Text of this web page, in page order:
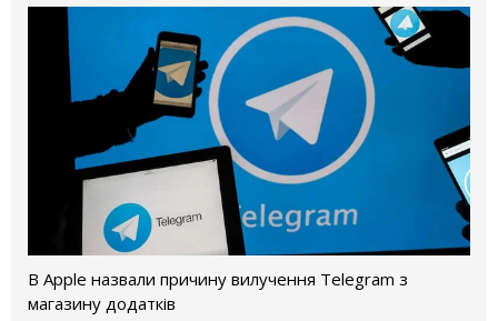
В Apple назвали причину вилучення Telegram з
магазину додатків